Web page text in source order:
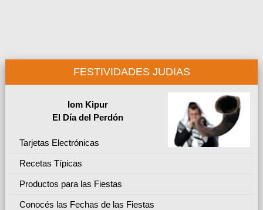
FESTIVIDADES JUDIAS
Iom Kipur
El Día del Perdón
Tarjetas Electrónicas
Recetas Típicas
Productos para las Fiestas
Conocés las Fechas de las Fiestas